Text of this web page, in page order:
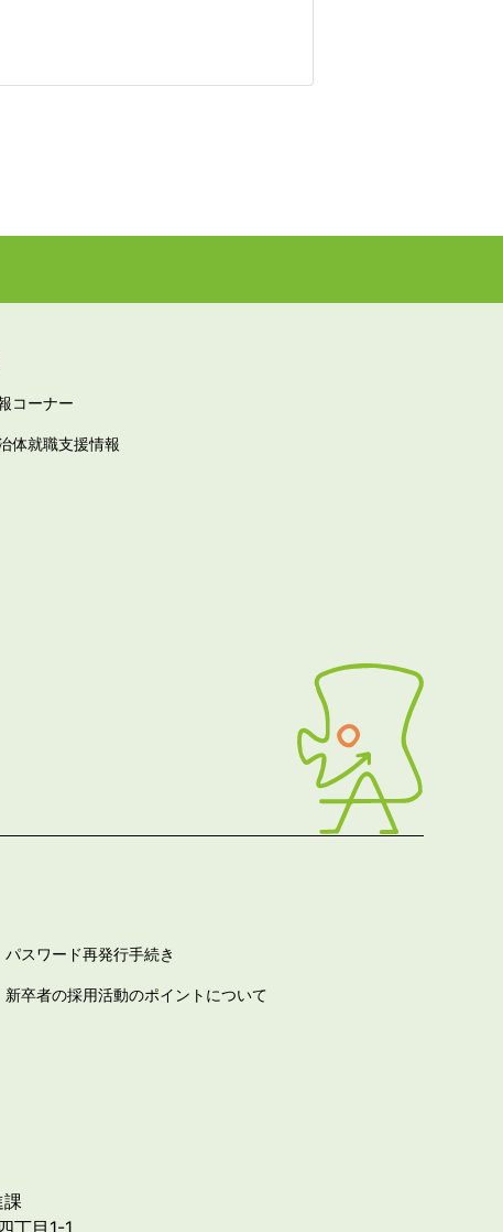
コーナー
体就職支援情報
パスワード再発行手続き
新卒者の採用活動のポイントについて
丁目1-1